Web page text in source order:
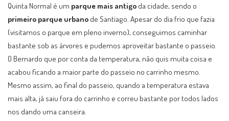
Quinta Normal é um parque mais antigo da cidade, sendo o
primeiro parque urbano de Santiago. Apesar do dia frio que fazia
(visitamos o parque em pleno inverno), conseguimos caminhar
bastante sob as árvores e pudemos aproveitar bastante o passeio.
O Bernardo que por conta da temperatura, não quis muita coisa e
acabou ficando a maior parte do passeio no carrinho mesmo.
Mesmo assim, ao final do passeio, quando a temperatura estava
mais alta, já saiu fora do carrinho e correu bastante por todos lados
nos dando uma canseira.